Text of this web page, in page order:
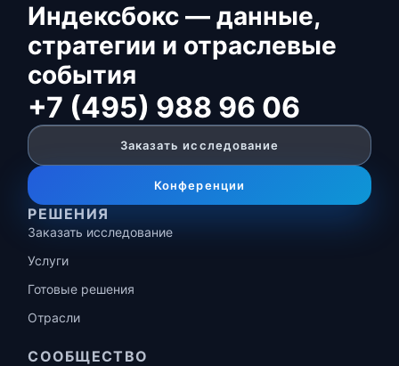
Индексбокс — данные,
стратегии и отраслевые
события
+7 (495) 988 96 06
Заказать исследование
Конференции
РЕШЕНИЯ
Заказать исследование
Услуги
Готовые решения
Отрасли
СООБЩЕСТВО